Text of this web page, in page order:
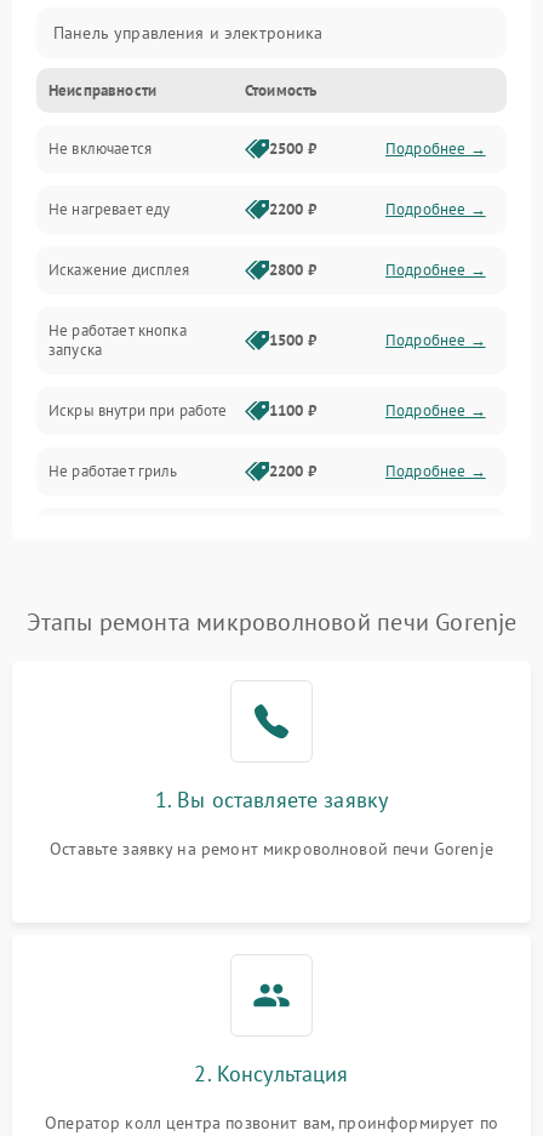
Панель управления и электроника
Дверца и корпус
Механика и внутренние элементы
Механические повреждения
Питание и запуск
Нагрев и приготовление
Программное обеспечение
Неисправности Стоимость
Не включается 2500 ₽ Подробнее →
Не нагревает еду 2200 ₽ Подробнее →
Искажение дисплея 2800 ₽ Подробнее →
Не работает кнопка
запуска
1500 ₽ Подробнее →
Искры внутри при работе 1100 ₽ Подробнее →
Не работает гриль 2200 ₽ Подробнее →
Подробнее →
2200 ₽
Не работают сенсорные
1000 ₽
Этапы ремонта микроволновой печи Gorenje
1. Вы оставляете заявку
Оставьте заявку на ремонт микроволновой печи Gorenje
2. Консультация
Оператор колл центра позвонит вам, проинформирует по